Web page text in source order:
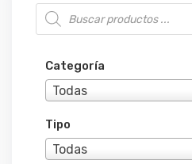
Búsqueda de productos
Categoría
Todas
Tipo
Todas